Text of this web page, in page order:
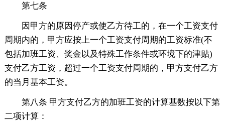
第七条
因甲方的原因停产或使乙方待工的，在一个工资支付
周期内的，甲方应按上一个工资支付周期的工资标准(不
包括加班工资、奖金以及特殊工作条件或环境下的津贴)
支付乙方工资，超过一个工资支付周期的，甲方支付乙方
的当月基本工资。
第八条 甲方支付乙方的加班工资的计算基数按以下第
二项计算：